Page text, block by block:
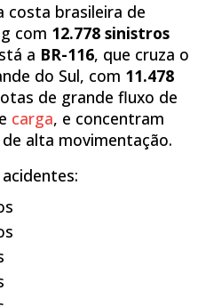
costa brasileira de
com 12.778 sinistros
a BR-116, que cruza o
do Sul, com 11.478
de grande fluxo de
carga, e concentram
alta movimentação.